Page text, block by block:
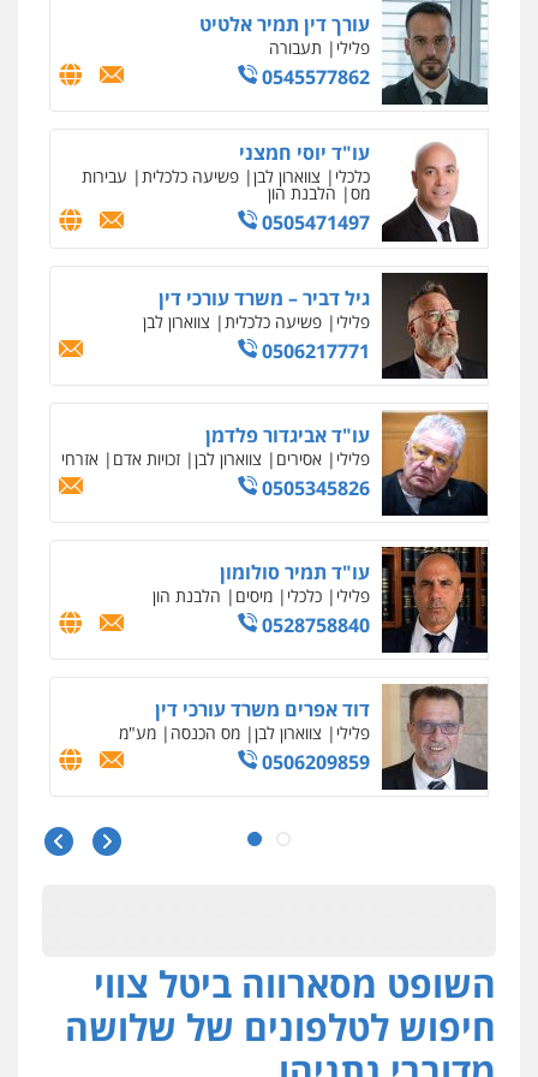
עורך דין תמיר אלטיט
פלילי תעבורה
0545577862
עו"ד יוסי חמצני
כלכלי צווארון לבן פשיעה כלכלית עבירות
מס הלבנת הון
0505471497
גיל דביר – משרד עורכי דין
פלילי פשיעה כלכלית צווארון לבן
0506217771
עו"ד אביגדור פלדמן
פלילי אסירים צווארון לבן זכויות אדם אזרחי
0505345826
עו"ד תמיר סולומון
פלילי כלכלי מיסים הלבנת הון
0528758840
דוד אפרים משרד עורכי דין
פלילי צווארון לבן מס הכנסה מע"מ
0506209859
עו"ד שרון נהרי
פשיעה כלכלית
עו"ד (רו"ח) יואב ציוני
עבירות מס שומות וערעורי מס
0505430819
השופט מסארווה ביטל צווי
חיפוש לטלפונים של שלושה